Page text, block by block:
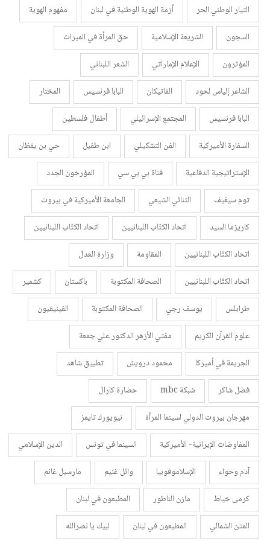
التيار الوطني الحر
أزمة الهوية الوطنية في لبنان
مفهوم الهوية
السجون
الشريعة الإسلامية
حق المرأة في الميراث
المؤثرون
الإعلام الإماراتي
الشعر اللبناني
الشاعر إلياس لحود
الفاتيكان البابا فرنسيس
المختار
البابا فرنسيس
المجتمع الإسرائيلي
أطفال فلسطين
السفارة الأميركية
الفن التشكيلي ابن طفيل
حي بن يقظان
الإستراتيجية الدفاعية
قناة بي بي سي
المؤرخون الجدد
توم سيغيف
الثنائي الشيعي
الجامعة الأميركية في بيروت
كاريزما السيد
اتحاد الكتّاب اللبنانيين
اتحاد الكتّاب اللبنانيين
اتحاد الكتّاب اللبنانيين
المقاومة
وزارة العدل
اتحاد الكتّاب اللبنانيين
الصحافة المكتوبة باكستان
كشمير
طرابلس
يوسف رجي الصحافة المكتوبة
الفينيقيون
علوم القرآن الكريم
مفتي الأزهر الدكتور علي جمعة
الجريمة في أميركا
محمود درويش
تطبيق شاهد
فضل شاكر
شبكة mbc
حضارة كارال
مهرجان بيروت الدولي لسينما المرأة
نيويورك تايمز
المفاوضات الإيرانية- الأميركية
السينما في تونس
الدين الإسلامي
آدم وحواء
الإسلاموفوبيا وائل غنيم
مارسيل غانم
كرمى خياط
مازن الناطور
المطبعون في لبنان
المتن الشمالي
المطبعون في لبنان لبيك يا نصرالله